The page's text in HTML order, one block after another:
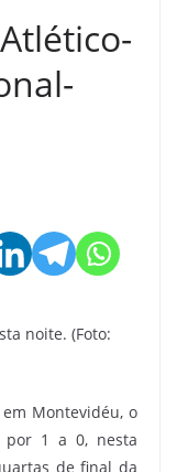
noite. (Foto:
Montevidéu, o
por 1 a 0, nesta
de final da